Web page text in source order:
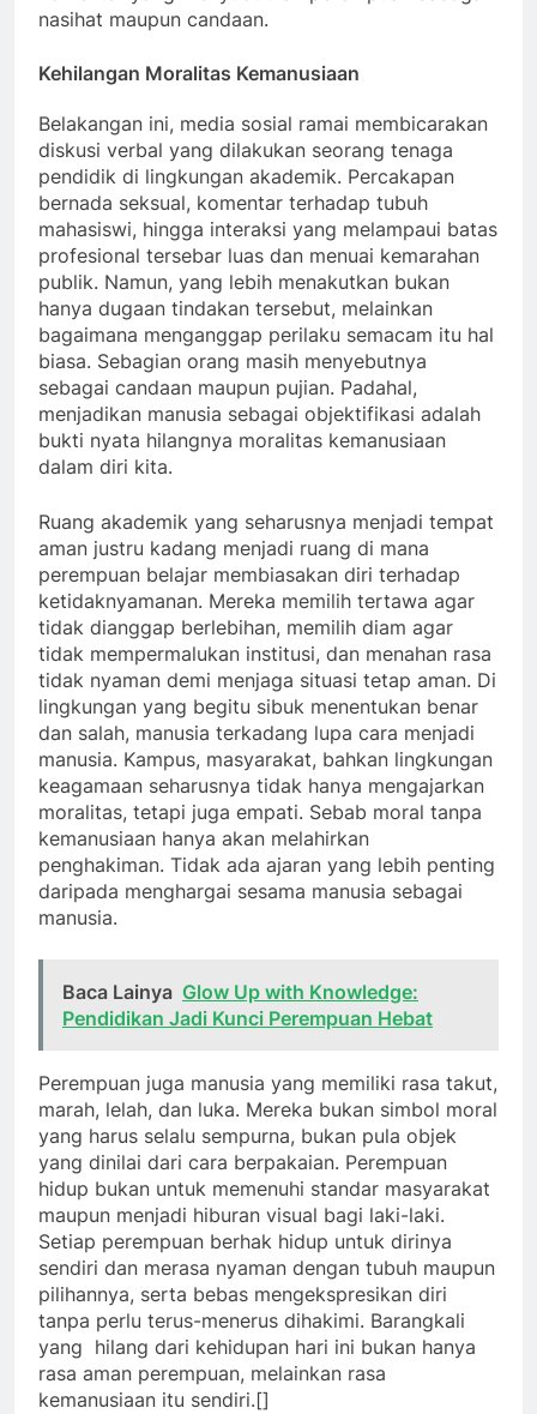
nasihat maupun candaan.
Kehilangan Moralitas Kemanusiaan
Belakangan ini, media sosial ramai membicarakan
diskusi verbal yang dilakukan seorang tenaga
pendidik di lingkungan akademik. Percakapan
bernada seksual, komentar terhadap tubuh
mahasiswi, hingga interaksi yang melampaui batas
profesional tersebar luas dan menuai kemarahan
publik. Namun, yang lebih menakutkan bukan
hanya dugaan tindakan tersebut, melainkan
bagaimana menganggap perilaku semacam itu hal
biasa. Sebagian orang masih menyebutnya
sebagai candaan maupun pujian. Padahal,
menjadikan manusia sebagai objektifikasi adalah
bukti nyata hilangnya moralitas kemanusiaan
dalam diri kita.
Ruang akademik yang seharusnya menjadi tempat
aman justru kadang menjadi ruang di mana
perempuan belajar membiasakan diri terhadap
ketidaknyamanan. Mereka memilih tertawa agar
tidak dianggap berlebihan, memilih diam agar
tidak mempermalukan institusi, dan menahan rasa
tidak nyaman demi menjaga situasi tetap aman. Di
lingkungan yang begitu sibuk menentukan benar
dan salah, manusia terkadang lupa cara menjadi
manusia. Kampus, masyarakat, bahkan lingkungan
keagamaan seharusnya tidak hanya mengajarkan
moralitas, tetapi juga empati. Sebab moral tanpa
kemanusiaan hanya akan melahirkan
penghakiman. Tidak ada ajaran yang lebih penting
daripada menghargai sesama manusia sebagai
manusia.
Baca Lainya Glow Up with Knowledge:
Pendidikan Jadi Kunci Perempuan Hebat
Perempuan juga manusia yang memiliki rasa takut,
marah, lelah, dan luka. Mereka bukan simbol moral
yang harus selalu sempurna, bukan pula objek
yang dinilai dari cara berpakaian. Perempuan
hidup bukan untuk memenuhi standar masyarakat
maupun menjadi hiburan visual bagi laki-laki.
Setiap perempuan berhak hidup untuk dirinya
sendiri dan merasa nyaman dengan tubuh maupun
pilihannya, serta bebas mengekspresikan diri
tanpa perlu terus-menerus dihakimi. Barangkali
yang hilang dari kehidupan hari ini bukan hanya
rasa aman perempuan, melainkan rasa
kemanusiaan itu sendiri.[]